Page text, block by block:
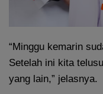
“Minggu kemarin
Setelah ini kita
yang lain,” jelasnya.